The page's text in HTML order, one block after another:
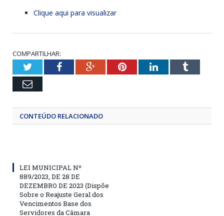
Clique aqui para visualizar
COMPARTILHAR:
TwitterFacebookGoogle+PinterestLinkedInTumblr
Email
CONTEÚDO RELACIONADO
LEI MUNICIPAL Nº
889/2023, DE 28 DE
DEZEMBRO DE 2023 (Dispõe
Sobre o Reajuste Geral dos
Vencimentos Base dos
Servidores da Câmara